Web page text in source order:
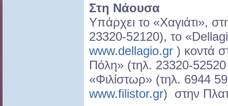
Στη Νάουσα
Υπάρχει το «Χαγιάτι»,
23320-52120), το
www.dellagio.gr ) κοντά
Πόλη» (τηλ. 23320-
«Φιλίστωρ» (τηλ. 6944
www.filistor.gr) στην